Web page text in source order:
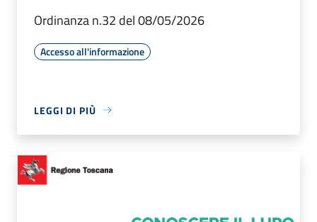
Ordinanza n.32 del 08/05/2026
Accesso all'informazione
LEGGI DI PIÙ